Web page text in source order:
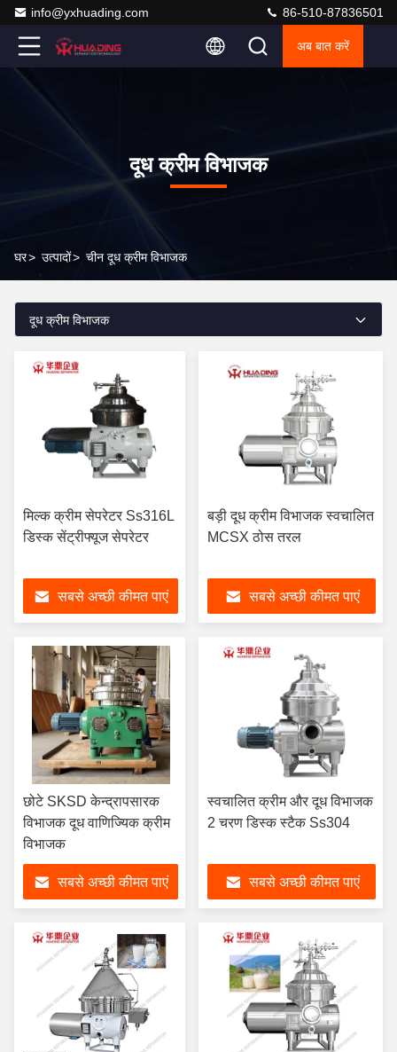
info@yxhuading.com 86-510-87836501
अब बात करें
दूध क्रीम विभाजक
घर> उत्पादों> चीन दूध क्रीम विभाजक
दूध क्रीम विभाजक
मिल्क क्रीम सेपरेटर Ss316L
डिस्क सेंट्रीफ्यूज सेपरेटर
सबसे अच्छी कीमत पाएं
बड़ी दूध क्रीम विभाजक स्वचालित
MCSX ठोस तरल
सबसे अच्छी कीमत पाएं
छोटे SKSD केन्द्रापसारक
विभाजक दूध वाणिज्यिक क्रीम
विभाजक
सबसे अच्छी कीमत पाएं
स्वचालित क्रीम और दूध विभाजक
2 चरण डिस्क स्टैक Ss304
सबसे अच्छी कीमत पाएं